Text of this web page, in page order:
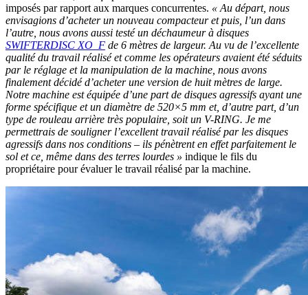
imposés par rapport aux marques concurrentes. « Au départ, nous
envisagions d’acheter un nouveau compacteur et puis, l’un dans
l’autre, nous avons aussi testé un déchaumeur à disques
SWIFTERDISC XO_F de 6 mètres de largeur. Au vu de l’excellente
qualité du travail réalisé et comme les opérateurs avaient été séduits
par le réglage et la manipulation de la machine, nous avons
finalement décidé d’acheter une version de huit mètres de large.
Notre machine est équipée d’une part de disques agressifs ayant une
forme spécifique et un diamètre de 520×5 mm et, d’autre part, d’un
type de rouleau arrière très populaire, soit un V-RING. Je me
permettrais de souligner l’excellent travail réalisé par les disques
agressifs dans nos conditions – ils pénètrent en effet parfaitement le
sol et ce, même dans des terres lourdes » indique le fils du
propriétaire pour évaluer le travail réalisé par la machine.